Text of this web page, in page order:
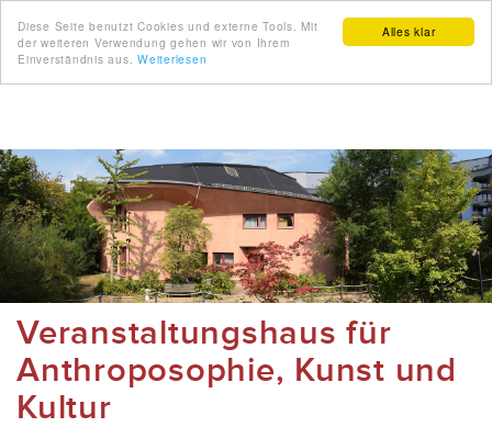
Alles klar
Diese Seite benutzt Cookies und externe Tools. Mit
der weiteren Verwendung gehen wir von Ihrem
Einverständnis aus. Weiterlesen
Veranstaltungshaus für
Anthroposophie, Kunst und
Kultur